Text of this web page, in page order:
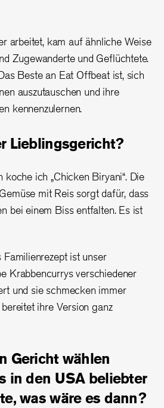
arbeitet, kam auf ähnliche Weise
Zugewanderte und Geflüchtete.
Beste an Eat Offbeat ist, sich
auszutauschen und ihre
kennenzulernen.
Lieblingsgericht?
koche ich „Chicken Biryani“. Die
mit Reis sorgt dafür, dass
bei einem Biss entfalten. Es ist
Familienrezept ist unser
Krabbencurrys verschiedener
und sie schmecken immer
ihre Version ganz
Gericht wählen
in den USA beliebter
was wäre es dann?